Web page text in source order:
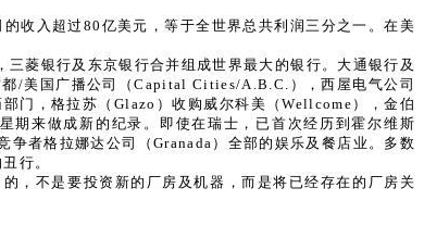
收入超过80亿美元，等于全世界总共利润三分之一。在美
菱银行及东京银行合并组成世界最大的银行。大通银行及
/美国广播公司（Capital Cities/A.B.C.），西屋电气公司
门，格拉苏（Glazo）收购威尔科美（Wellcome），金伯
期来做成新的纪录。即使在瑞士，已首次经历到霍尔维斯
者格拉娜达公司（Granada）全部的娱乐及餐店业。多数
行。
，不是要投资新的厂房及机器，而是将已经存在的厂房关